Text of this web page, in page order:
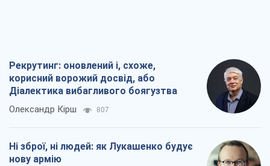
Рекрутинг: оновлений і, схоже,
корисний ворожий досвід, або
Діалектика вибагливого боягузтва
Олександр Кірш 807
Ні зброї, ні людей: як Лукашенко будує
нову армію